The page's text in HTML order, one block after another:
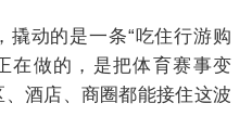
动的是一条“吃住行游购
在做的，是把体育赛事变
、酒店、商圈都能接住这波